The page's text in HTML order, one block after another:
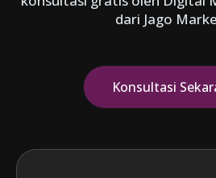
dari Jago
Konsultasi